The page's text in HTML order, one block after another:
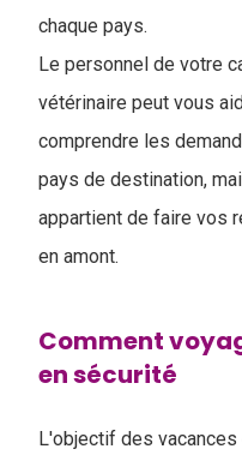
chaque pays.
Le personnel de votre
vétérinaire peut vous
comprendre les
pays de destination,
appartient de faire vos
en amont.
Comment
en sécurité
L'objectif des